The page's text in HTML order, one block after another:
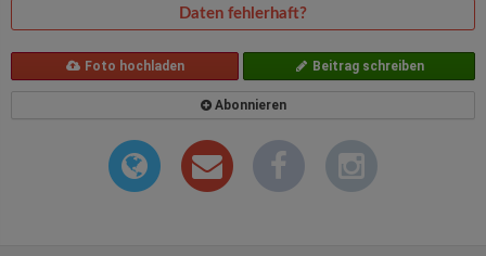
Daten fehlerhaft?
Foto hochladen Beitrag schreiben
Abonnieren
n